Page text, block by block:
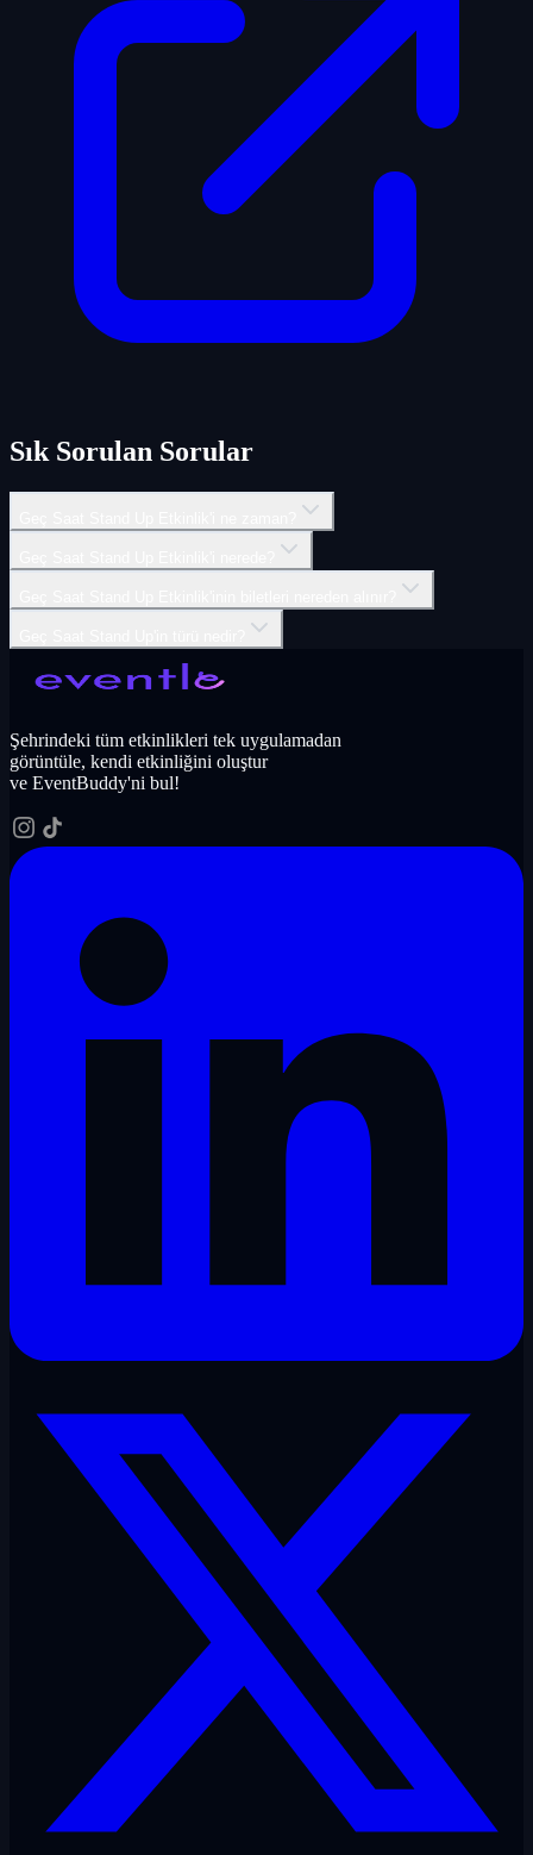
Sık Sorulan Sorular
Şehrindeki tüm etkinlikleri tek uygulamadan
görüntüle, kendi etkinliğini oluştur
ve EventBuddy'ni bul!